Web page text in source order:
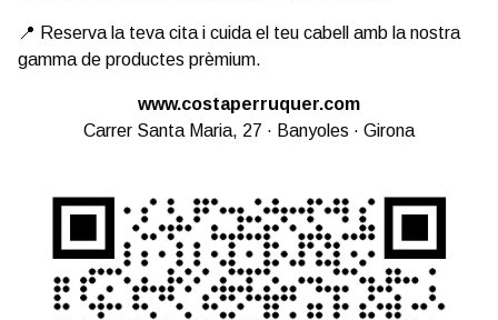
📍 Reserva la teva cita i cuida el teu cabell amb la nostra
gamma de productes prèmium.
www.costaperruquer.com
Carrer Santa Maria, 27 · Banyoles · Girona